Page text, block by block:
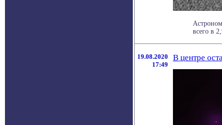
всего в
19.08.2020
17:49
В центре